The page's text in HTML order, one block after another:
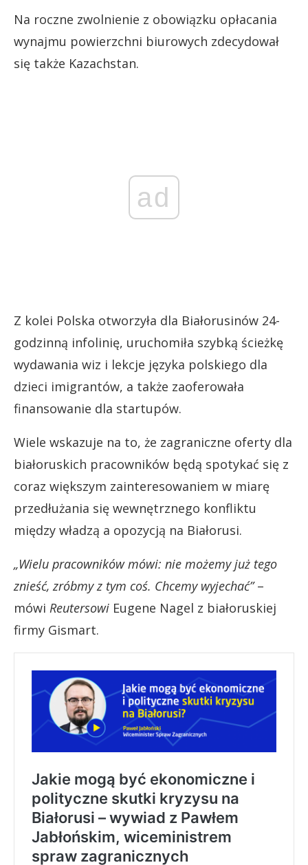
Na roczne zwolnienie z obowiązku opłacania
wynajmu powierzchni biurowych zdecydował
się także Kazachstan.
ad
Z kolei Polska otworzyła dla Białorusinów 24-
godzinną infolinię, uruchomiła szybką ścieżkę
wydawania wiz i lekcje języka polskiego dla
dzieci imigrantów, a także zaoferowała
finansowanie dla startupów.
Wiele wskazuje na to, że zagraniczne oferty dla
białoruskich pracowników będą spotykać się z
coraz większym zainteresowaniem w miarę
przedłużania się wewnętrznego konfliktu
między władzą a opozycją na Białorusi.
„Wielu pracowników mówi: nie możemy już tego
znieść, zróbmy z tym coś. Chcemy wyjechać”–
mówi Reutersowi Eugene Nagel z białoruskiej
firmy Gismart.